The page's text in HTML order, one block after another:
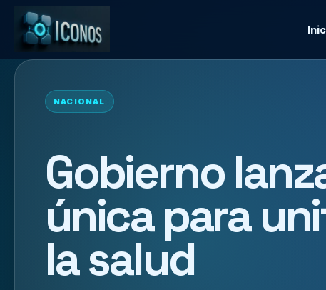
NACIONAL
Gobierno
única para
la salud